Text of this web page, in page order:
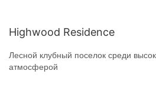
Highwood Residence
Лесной клубный поселок среди
атмосферой